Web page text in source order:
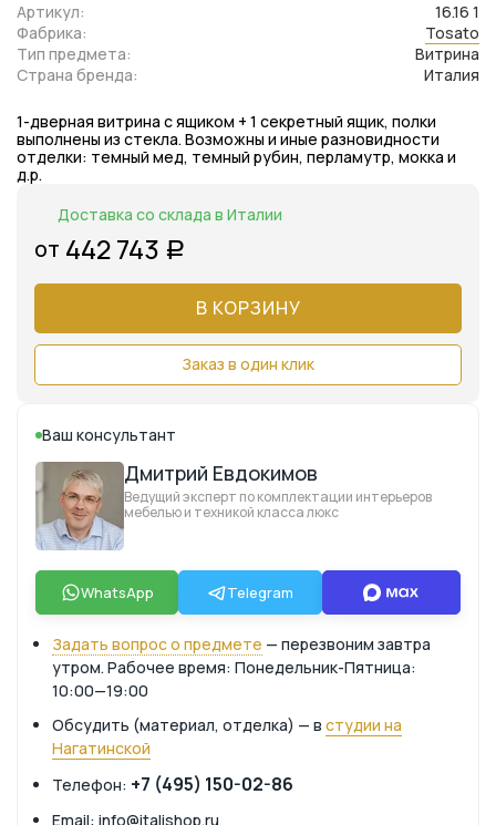
Фабрика: Tosato
Артикул:
16.16 1
Тип предмета:
Витрина
Страна бренда:
Италия
1-дверная витрина с ящиком + 1 секретный ящик, полки
выполнены из стекла. Возможны и иные разновидности
отделки: темный мед, темный рубин, перламутр, мокка и
д.р.
Доставка со склада в Италии
от 442 743 Р
В КОРЗИНУ
Заказ в один клик
Ваш консультант
Дмитрий Евдокимов
Ведущий эксперт по комплектации интерьеров
мебелью и техникой класса люкс
WhatsApp Telegram
Задать вопрос о предмете — перезвоним завтра
утром. Рабочее время: Понедельник-Пятница:
10:00—19:00
Обсудить (материал, отделка) — в студии на
Нагатинской
Телефон: +7 (495) 150-02-86
Email: info@italishop.ru